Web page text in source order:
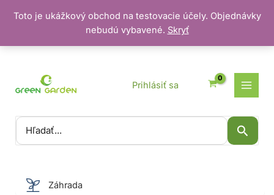
Toto je ukážkový obchod na testovacie účely. Objednávky
nebudú vybavené. Skryť
Vyhľadať:
Prihlásiť sa
Záhrada